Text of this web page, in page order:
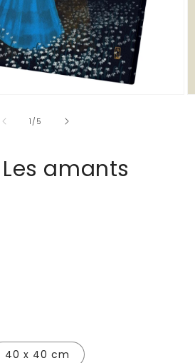
1 /de
5
amants
40 x 40 cm